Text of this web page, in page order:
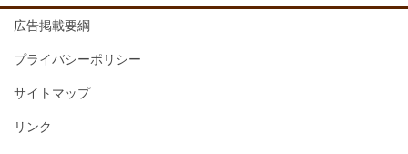
広告掲載要綱
プライバシーポリシー
サイトマップ
リンク